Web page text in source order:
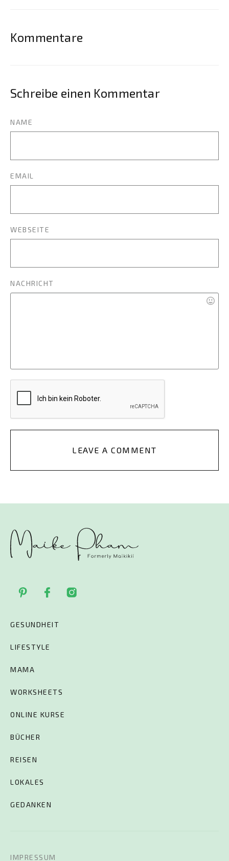
Kommentare
Schreibe einen Kommentar
NAME
EMAIL
WEBSEITE
NACHRICHT
LEAVE A COMMENT
GESUNDHEIT
LIFESTYLE
MAMA
WORKSHEETS
ONLINE KURSE
BÜCHER
REISEN
LOKALES
GEDANKEN
IMPRESSUM